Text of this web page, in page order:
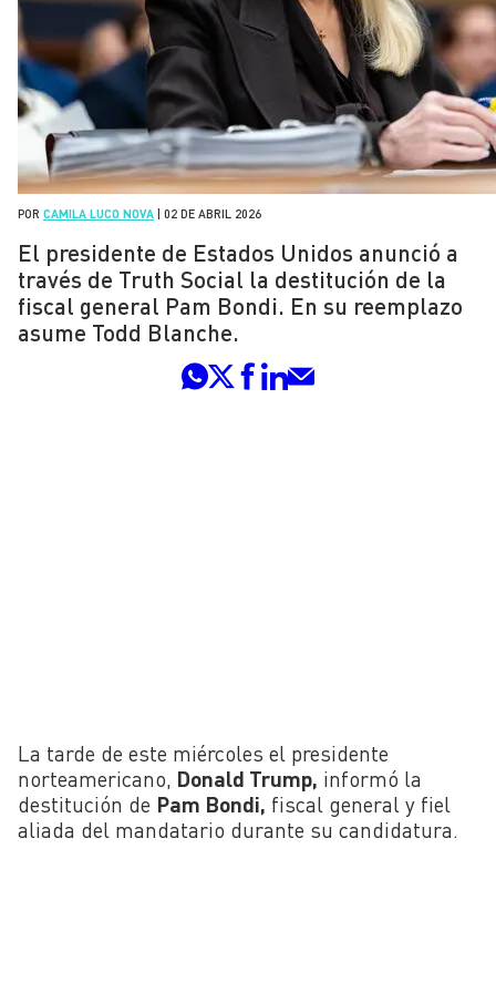
POR CAMILA LUCO NOVA 02 DE ABRIL 2026
El presidente de Estados Unidos anunció a
través de Truth Social la destitución de la
fiscal general Pam Bondi. En su reemplazo
asume Todd Blanche.
La tarde de este miércoles el presidente
norteamericano, Donald Trump, informó la
destitución de Pam Bondi, fiscal general y fiel
aliada del mandatario durante su candidatura.